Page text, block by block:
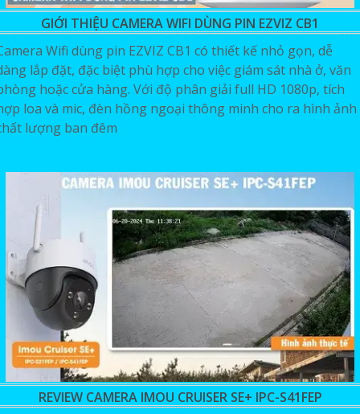
GIỚI THIỆU CAMERA WIFI DÙNG PIN EZVIZ CB1
Wifi dùng pin EZVIZ CB1 có thiết kế nhỏ gọn, dễ
lắp đặt, đặc biệt phù hợp cho việc giám sát nhà ở, văn
hoặc cửa hàng. Với độ phân giải full HD 1080p, tích
loa và mic, đèn hồng ngoại thông minh cho ra hình ảnh
lượng ban đêm
REVIEW CAMERA IMOU CRUISER SE+ IPC-S41FEP